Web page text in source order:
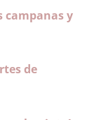
campanas y
de